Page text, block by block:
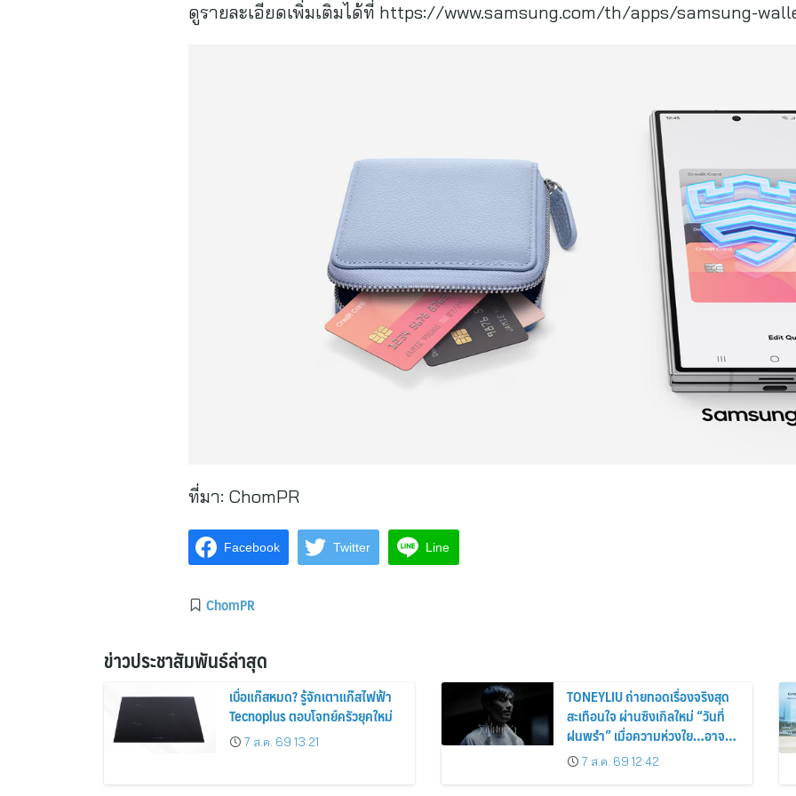
ดูรายละเอียดเพิ่มเติมได้ที่ https://www.samsung.com/th/apps/samsung-
ที่มา: ChomPR
Facebook Twitter Line
ChomPR
ข่าวประชาสัมพันธ์ล่าสุด
เบื่อแก๊สหมด? รู้จักเตาแก๊สไฟฟ้า
Tecnoplus ตอบโจทย์ครัวยุคใหม่
7 ส.ค. 69 13:21
TONEYLIU ถ่ายทอดเรื่องจริงสุด
สะเทือนใจ ผ่านซิงเกิลใหม่ “วันที่
ฝนพรำ” เมื่อความห่วงใย…อาจ
เป็นคำบอกรักครั้งสุดท้าย
7 ส.ค. 69 12:42